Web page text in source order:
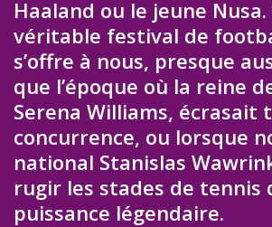
Haaland ou le jeune Nusa.
véritable festival de
s’offre à nous, presque
que l’époque où la reine
Serena Williams, écrasait
concurrence, ou lorsque
national Stanislas
rugir les stades de tennis
puissance légendaire.